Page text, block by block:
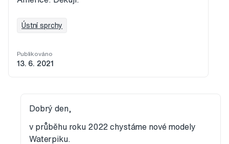
Ústní sprchy
Publikováno
13. 6. 2021
Dobrý den,
v průběhu roku 2022 chystáme nové modely
Waterpiku.